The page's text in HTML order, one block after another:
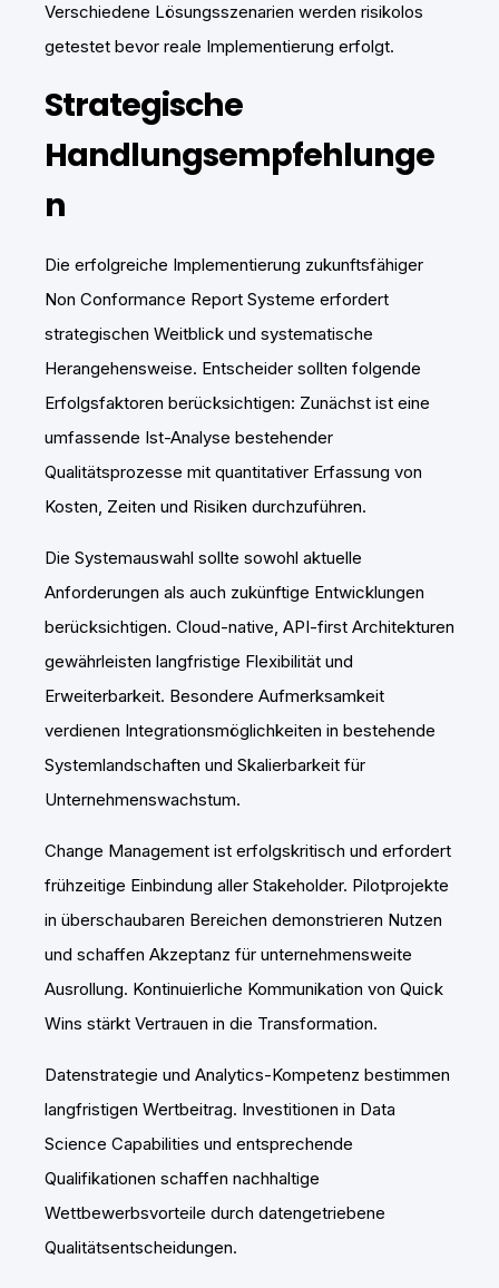
Verschiedene Lösungsszenarien werden risikolos
getestet bevor reale Implementierung erfolgt.
Strategische
Handlungsempfehlunge
n
Die erfolgreiche Implementierung zukunftsfähiger
Non Conformance Report Systeme erfordert
strategischen Weitblick und systematische
Herangehensweise. Entscheider sollten folgende
Erfolgsfaktoren berücksichtigen: Zunächst ist eine
umfassende Ist-Analyse bestehender
Qualitätsprozesse mit quantitativer Erfassung von
Kosten, Zeiten und Risiken durchzuführen.
Die Systemauswahl sollte sowohl aktuelle
Anforderungen als auch zukünftige Entwicklungen
berücksichtigen. Cloud-native, API-first Architekturen
gewährleisten langfristige Flexibilität und
Erweiterbarkeit. Besondere Aufmerksamkeit
verdienen Integrationsmöglichkeiten in bestehende
Systemlandschaften und Skalierbarkeit für
Unternehmenswachstum.
Change Management ist erfolgskritisch und erfordert
frühzeitige Einbindung aller Stakeholder. Pilotprojekte
in überschaubaren Bereichen demonstrieren Nutzen
und schaffen Akzeptanz für unternehmensweite
Ausrollung. Kontinuierliche Kommunikation von Quick
Wins stärkt Vertrauen in die Transformation.
Datenstrategie und Analytics-Kompetenz bestimmen
langfristigen Wertbeitrag. Investitionen in Data
Science Capabilities und entsprechende
Qualifikationen schaffen nachhaltige
Wettbewerbsvorteile durch datengetriebene
Qualitätsentscheidungen.